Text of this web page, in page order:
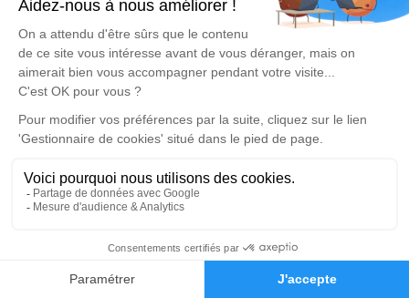
Faire-part Hommages
Un service de plantation d’arbre hommage estdisponible
lundi 14 juin 2021 à 14h30
Église Saint Pierre de la Croix Blanche
d'Angers